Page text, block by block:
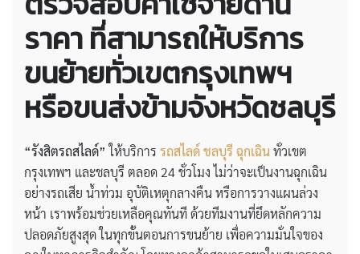
ราคา ที่สามารถให้บริการ
ขนย้ายทั่วเขตกรุงเทพฯ
หรือขนส่งข้ามจังหวัดชลบุรี
“รังสิตรถสไลด์” ให้บริการ รถสไลด์ ชลบุรี ฉุกเฉินทั่วเขต
กรุงเทพฯ และชลบุรี ตลอด 24 ชั่วโมง ไม่ว่าจะเป็นงานฉุกเฉิน
อย่างรถเสีย น้ำท่วม อุบัติเหตุกลางคืน หรือการวางแผนล่วง
หน้า เราพร้อมช่วยเหลือคุณทันที ด้วยทีมงานที่ยึดหลักความ
ปลอดภัยสูงสุด ในทุกขั้นตอนการขนย้าย เพื่อความมั่นใจของ